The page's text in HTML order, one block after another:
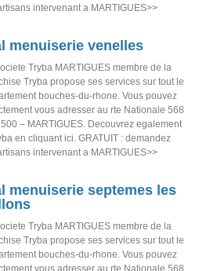
intervenant a MARTIGUES>>
menuiserie venelles
Tryba MARTIGUES membre de la
Tryba propose ses services sur tout le
bouches-du-rhone. Vous pouvez
vous adresser au rte Nationale 568
– MARTIGUES. Decouvrez egalement
en cliquant ici. GRATUIT : demandez
intervenant a MARTIGUES>>
menuiserie septemes les
Tryba MARTIGUES membre de la
Tryba propose ses services sur tout le
bouches-du-rhone. Vous pouvez
vous adresser au rte Nationale 568